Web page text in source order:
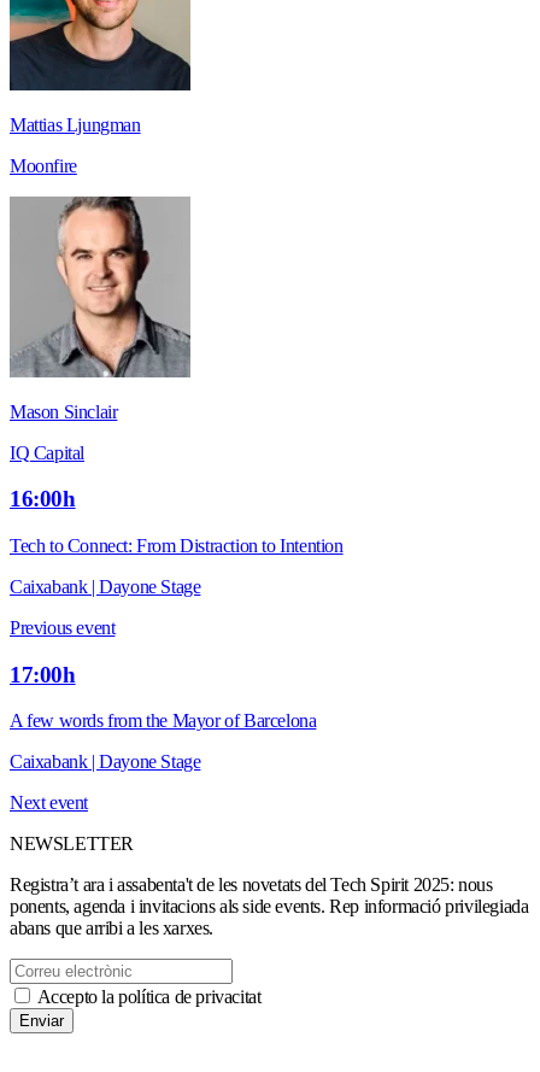
Mattias Ljungman
Moonfire
Mason Sinclair
IQ Capital
16:00h
Tech to Connect: From Distraction to Intention
Caixabank | Dayone Stage
Previous event
17:00h
A few words from the Mayor of Barcelona
Caixabank | Dayone Stage
Next event
NEWSLETTER
Registra’t ara i assabenta't de les novetats del Tech Spirit 2025: nous
ponents, agenda i invitacions als side events. Rep informació privilegiada
abans que arribi a les xarxes.
Accepto la política de privacitat
Enviar